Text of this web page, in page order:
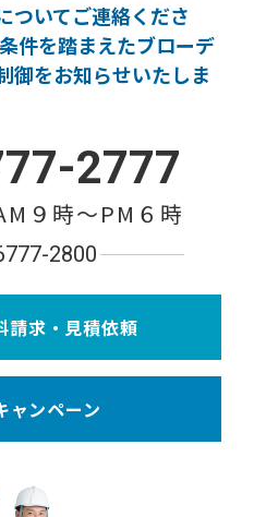
ついてご連絡くださ
件を踏まえたブローデ
御をお知らせいたしま
2777
９時〜PM６時
2800
請求・見積依頼
ャンペーン